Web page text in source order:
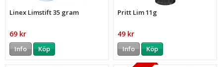
Linex Limstift 35 gram
69 kr
Info Köp
Pritt Lim 11g
49 kr
Info Köp